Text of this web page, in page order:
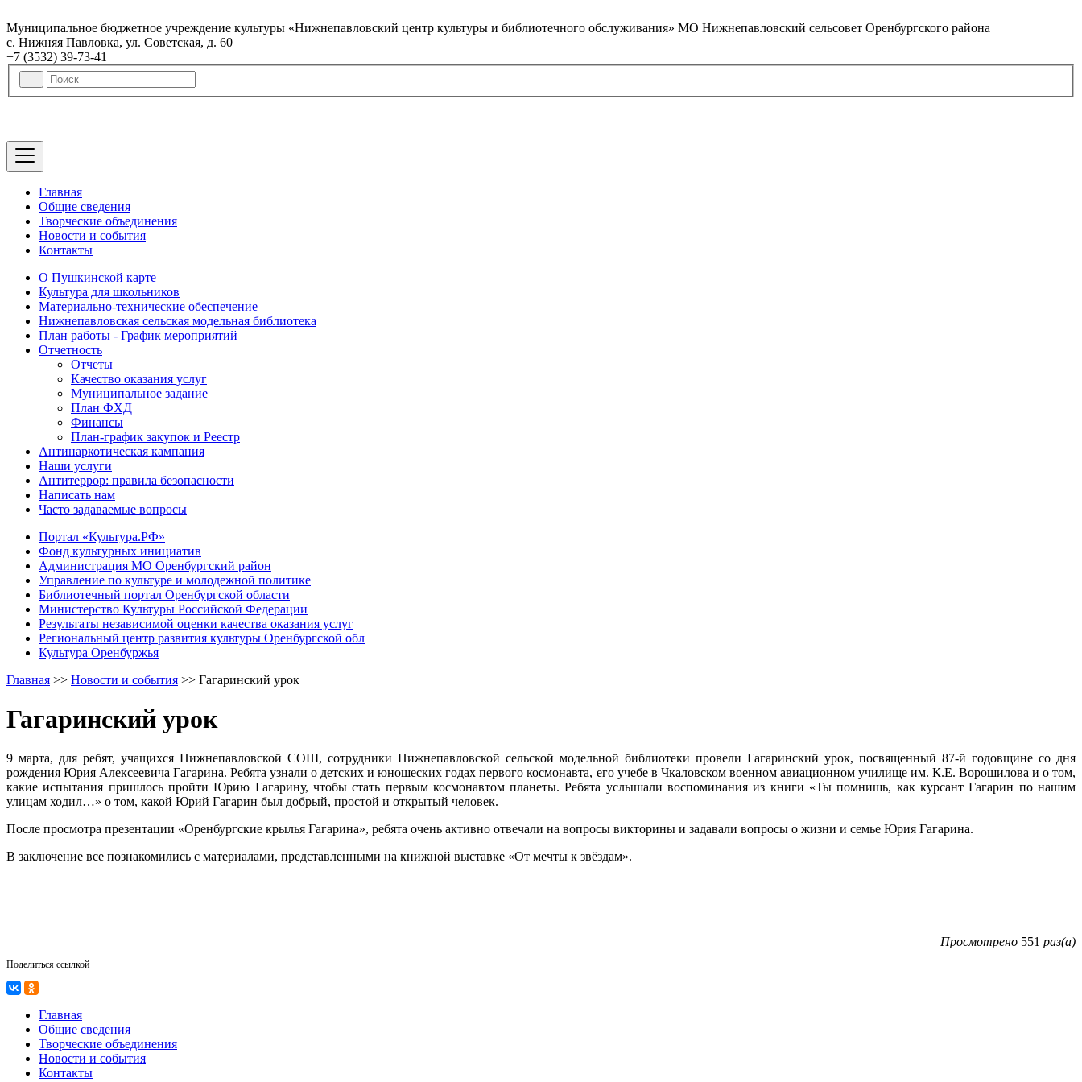
Муниципальное бюджетное учреждение культуры «Нижнепавловский центр культуры и библиотечного обслуживания» МО Нижнепавловский сельсовет Оренбургского района
с. Нижняя Павловка, ул. Советская, д. 60
+7 (3532) 39-73-41
Главная
Общие сведения
Творческие объединения
Новости и события
Контакты
О Пушкинской карте
Культура для школьников
Материально-технические обеспечение
Нижнепавловская сельская модельная библиотека
План работы - График мероприятий
Отчетность
Отчеты
Качество оказания услуг
Муниципальное задание
План ФХД
Финансы
План-график закупок и Реестр
Антинаркотическая кампания
Наши услуги
Антитеррор: правила безопасности
Написать нам
Часто задаваемые вопросы
Портал «Культура.РФ»
Фонд культурных инициатив
Администрация МО Оренбургский район
Управление по культуре и молодежной политике
Библиотечный портал Оренбургской области
Министерство Культуры Российской Федерации
Результаты независимой оценки качества оказания услуг
Региональный центр развития культуры Оренбургской обл
Культура Оренбуржья
Главная >> Новости и события >> Гагаринский урок
Гагаринский урок
9 марта, для ребят, учащихся Нижнепавловской СОШ, сотрудники Нижнепавловской сельской модельной библиотеки провели Гагаринский урок, посвященный 87-й годовщине со дня
рождения Юрия Алексеевича Гагарина. Ребята узнали о детских и юношеских годах первого космонавта, его учебе в Чкаловском военном авиационном училище им. К.Е. Ворошилова и о том,
какие испытания пришлось пройти Юрию Гагарину, чтобы стать первым космонавтом планеты. Ребята услышали воспоминания из книги «Ты помнишь, как курсант Гагарин по нашим
улицам ходил…» о том, какой Юрий Гагарин был добрый, простой и открытый человек.
После просмотра презентации «Оренбургские крылья Гагарина», ребята очень активно отвечали на вопросы викторины и задавали вопросы о жизни и семье Юрия Гагарина.
В заключение все познакомились с материалами, представленными на книжной выставке «От мечты к звёздам».
Просмотрено 551 раз(а)
Поделиться ссылкой
Главная
Общие сведения
Творческие объединения
Новости и события
Контакты